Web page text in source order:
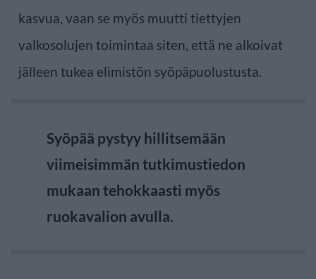
kasvua, vaan se myös muutti tiettyjen
valkosolujen toimintaa siten, että ne alkoivat
jälleen tukea elimistön syöpäpuolustusta.
Syöpää pystyy hillitsemään
viimeisimmän tutkimustiedon
mukaan tehokkaasti myös
ruokavalion avulla.